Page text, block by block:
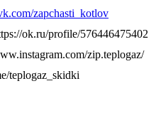
zapchasti_kotlov
ok.ru/profile/576446475402
zip.teplogaz/
teplogaz_skidki